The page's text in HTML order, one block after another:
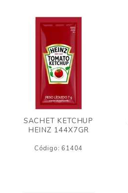
SACHET KETCHUP
HEINZ 144X7GR
Código: 61404